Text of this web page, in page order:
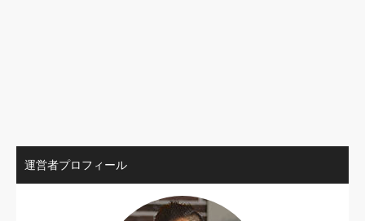
運営者プロフィール